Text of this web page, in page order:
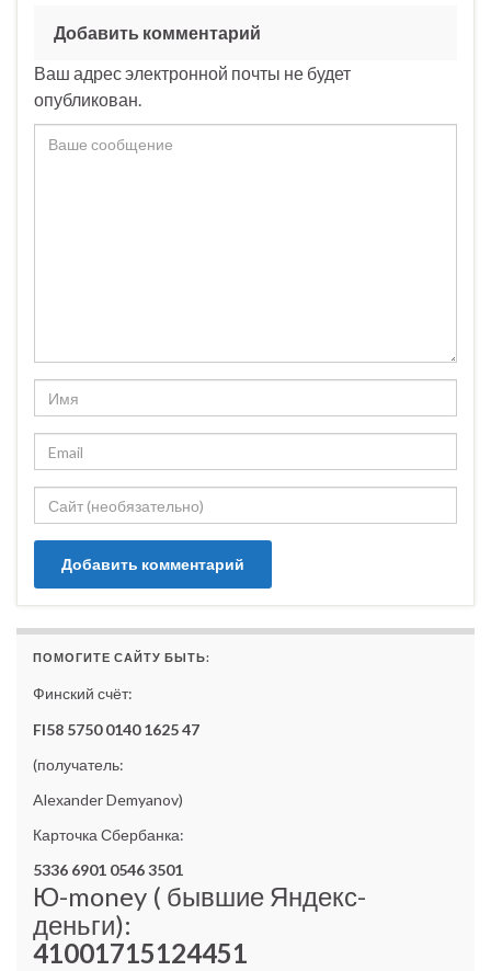
Добавить комментарий
Ваш адрес электронной почты не будет
опубликован.
ПОМОГИТЕ САЙТУ БЫТЬ:
Финский счёт:
FI58 5750 0140 1625 47
(получатель:
Alexander Demyanov)
Карточка Сбербанка:
5336 6901 0546 3501
Ю-money ( бывшие Яндекс-
деньги):
41001715124451